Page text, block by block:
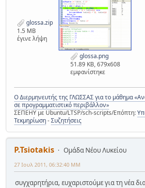
glossa.zip
1.5 MB
έγινε λήψη
glossa.png
51.89 KB, 679x608
εμφανίστηκε
Ο Διερμηνευτής της ΓΛΩΣΣΑΣ για το μάθημα
σε προγραμματιστικό περιβάλλον»
ΣΕΠΕΗΥ με Ubuntu/LTSP/sch-scripts/Επόπτη:
Τεκμηρίωση-Συζητήσεις
P.Tsiotakis
Ομάδα Νέου Λυκείου
27 Ιουλ 2011, 06:32:40 ΜΜ
συγχαρητήρια, ευχαριστούμε για τη νέα